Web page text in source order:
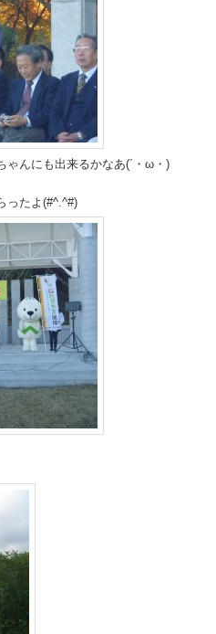
ゃんにも出来るかなあ(´・ω・)
ったよ(#^.^#)